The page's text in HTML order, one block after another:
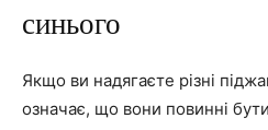
синього
Якщо ви надягаєте різні
означає, що вони повинні